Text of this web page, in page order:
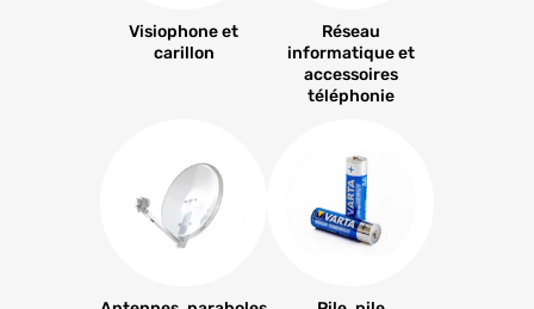
Visiophone et
carillon
Réseau
informatique et
accessoires
téléphonie